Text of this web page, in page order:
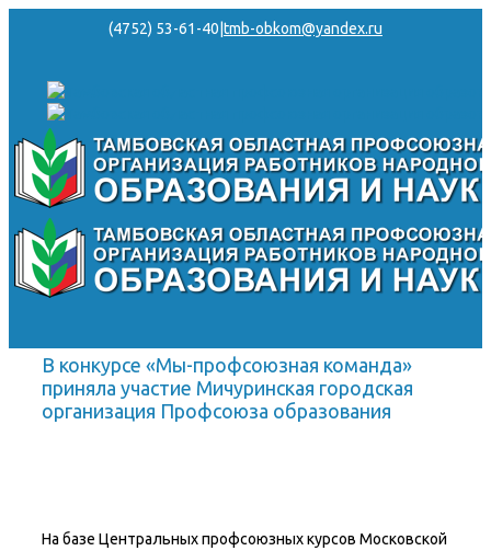
(4752) 53-61-40 tmb-obkom@yandex.ru
В конкурсе «Мы-профсоюзная команда»
приняла участие Мичуринская городская
организация Профсоюза образования
На базе Центральных профсоюзных курсов Московской